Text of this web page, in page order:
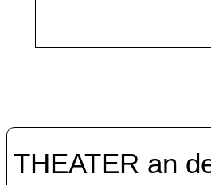
THEATER an